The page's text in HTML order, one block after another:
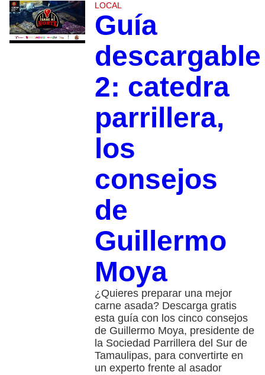
LOCAL
Guía
descargable
2: catedra
parrillera,
los
consejos
de
Guillermo
Moya
¿Quieres preparar una mejor
carne asada? Descarga gratis
esta guía con los cinco consejos
de Guillermo Moya, presidente de
la Sociedad Parrillera del Sur de
Tamaulipas, para convertirte en
un experto frente al asador